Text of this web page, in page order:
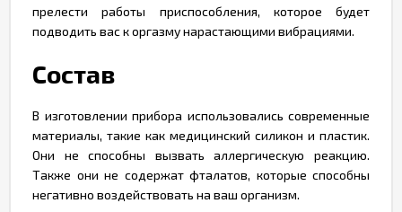
прелести работы приспособления, которое будет
подводить вас к оргазму нарастающими вибрациями.
Состав
В изготовлении прибора использовались современные
материалы, такие как медицинский силикон и пластик.
Они не способны вызвать аллергическую реакцию.
Также они не содержат фталатов, которые способны
негативно воздействовать на ваш организм.